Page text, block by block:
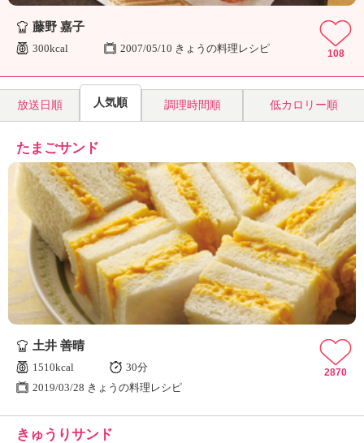
料
」
藤野 嘉子
300kcal 2007/05/10 きょうの料理レシピ 108
放送日順 人気順 調理時間順 低カロリー順
たまごサンド
土井 善晴
1510kcal
30分
2019/03/28 きょうの料理レシピ
2870
きゅうりサンド